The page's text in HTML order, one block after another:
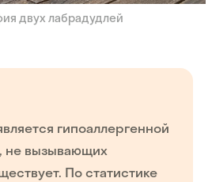
двух лабрадудлей
гипоаллергенной
не вызывающих
По статистике